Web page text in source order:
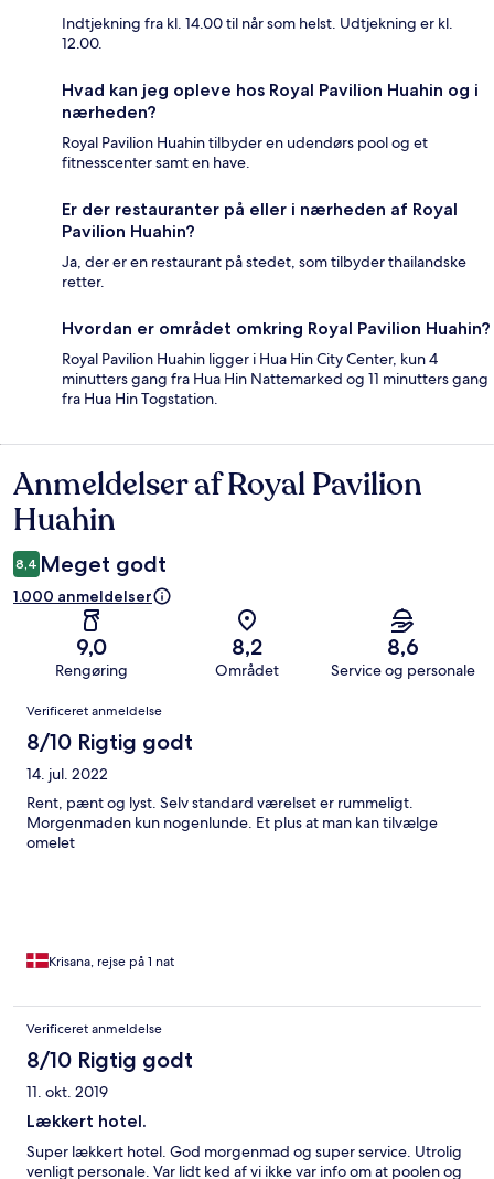
Indtjekning fra kl. 14.00 til når som helst. Udtjekning er kl.
12.00.
Hvad kan jeg opleve hos Royal Pavilion Huahin og i
nærheden?
Royal Pavilion Huahin tilbyder en udendørs pool og et
fitnesscenter samt en have.
Er der restauranter på eller i nærheden af Royal
Pavilion Huahin?
Ja, der er en restaurant på stedet, som tilbyder thailandske
retter.
Hvordan er området omkring Royal Pavilion Huahin?
Royal Pavilion Huahin ligger i Hua Hin City Center, kun 4
minutters gang fra Hua Hin Nattemarked og 11 minutters gang
fra Hua Hin Togstation.
Anmeldelser
Anmeldelser af Royal Pavilion
Huahin
8,4 Meget godt
1.000 anmeldelser
9,0
Rengøring
8,2
Området
8,6
Service og personale
Anmeldelser
Verificeret anmeldelse
8/10 Rigtig godt
14. jul. 2022
Rent, pænt og lyst. Selv standard værelset er rummeligt.
Morgenmaden kun nogenlunde. Et plus at man kan tilvælge
omelet
Krisana, rejse på 1 nat
Verificeret anmeldelse
8/10 Rigtig godt
11. okt. 2019
Lækkert hotel.
Super lækkert hotel. God morgenmad og super service. Utrolig
venligt personale. Var lidt ked af vi ikke var info om at poolen og